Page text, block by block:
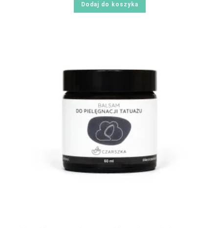
Dodaj do koszyka